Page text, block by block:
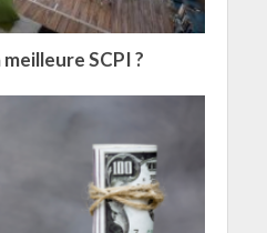
SCPI ?